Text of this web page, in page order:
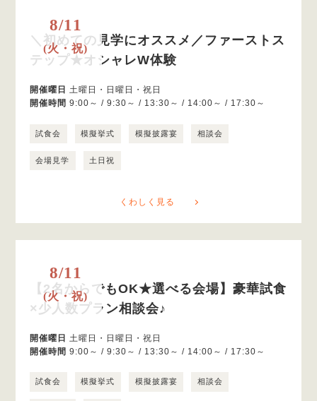
8/11
(火・祝)
＼初めての見学にオススメ／ファーストス
テップ★オシャレW体験
開催曜日 土曜日・日曜日・祝日
開催時間 9:00～ / 9:30～ / 13:30～ / 14:00～ / 17:30～
試食会 模擬挙式 模擬披露宴 相談会
会場見学 土日祝
くわしく見る
8/11
(火・祝)
【2名からでもOK★選べる会場】豪華試食
×少人数プラン相談会♪
開催曜日 土曜日・日曜日・祝日
開催時間 9:00～ / 9:30～ / 13:30～ / 14:00～ / 17:30～
試食会 模擬挙式 模擬披露宴 相談会